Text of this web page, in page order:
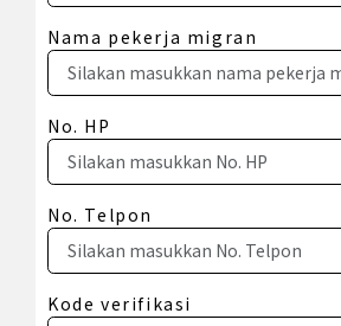
Nama pekerja migran
No. HP
No. Telpon
Kode verifikasi